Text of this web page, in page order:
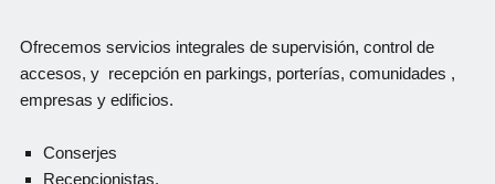
Ofrecemos servicios integrales de supervisión, control de
accesos, y recepción en parkings, porterías, comunidades ,
empresas y edificios.
Conserjes
Recepcionistas.